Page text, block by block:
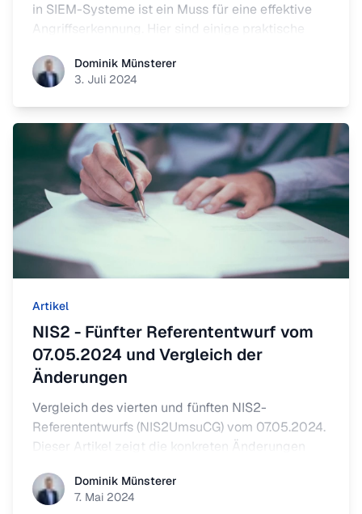
in SIEM-Systeme ist ein Muss für eine effektive
Angriffserkennung. Hier sind einige praktische
System optimal abgedeckt ist.
Dominik Münsterer
Dominik Münsterer
3. Juli 2024
Artikel
NIS2 - Fünfter Referententwurf vom
07.05.2024 und Vergleich der
Änderungen
Vergleich des vierten und fünften NIS2-
Referententwurfs (NIS2UmsuCG) vom 07.05.2024.
Dieser Artikel zeigt die konkreten Änderungen
Markierungen für gestrichene und neu eingefügte
Passagen.
Dominik Münsterer
Dominik Münsterer
7. Mai 2024